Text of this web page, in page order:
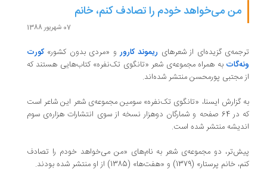
من می‌خواهد خودم را تصادف کنم، خانم
07 شهریور 1388
ترجمه‌ی گزیده‌ای از شعرهای ریموند کارورو «مردی بدون کشور» کورت
ونه‌گات به همراه مجموعه‌ی شعر «تانگوی تک‌نفره» کتاب‌هایی هستند که
از مجتبی پورمحسن منتشر شده‌اند.
به گزارش ایسنا، «تانگوی تک‌نفره» سومین مجموعه‌ی شعر این شاعر است
که در 64 صفحه و شمارگان دوهزار نسخه از سوی انتشارات هزاره‌ی سوم
اندیشه منتشر شده است.
پیش‌تر، دو مجموعه‌ی شعر به نام‌های «من می‌خواهد خودم را تصادف
کنم، خانم پرستار» (1379) و «هفت‌ها» (1385) از او منتشر شده بودند.